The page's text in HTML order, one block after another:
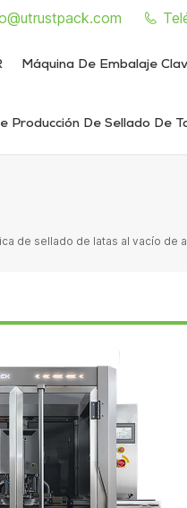
Máquina De Embalaje
Producción De Sellado De
de sellado de latas al vacío de